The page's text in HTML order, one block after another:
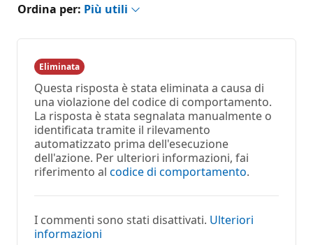
Ordina per: Più utili
Eliminata
Questa risposta è stata eliminata a causa di
una violazione del codice di comportamento.
La risposta è stata segnalata manualmente o
identificata tramite il rilevamento
automatizzato prima dell'esecuzione
dell'azione. Per ulteriori informazioni, fai
riferimento al codice di comportamento.
I commenti sono stati disattivati. Ulteriori
informazioni